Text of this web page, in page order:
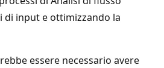
input e ottimizzando la
essere necessario avere